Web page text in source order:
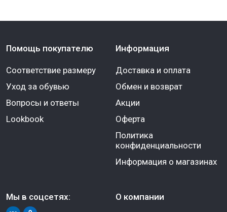
Помощь покупателю
Соответствие размеру
Уход за обувью
Вопросы и ответы
Lookbook
Информация
Доставка и оплата
Обмен и возврат
Акции
Оферта
Политика
конфиденциальности
Информация о магазинах
Мы в соцсетях: О компании